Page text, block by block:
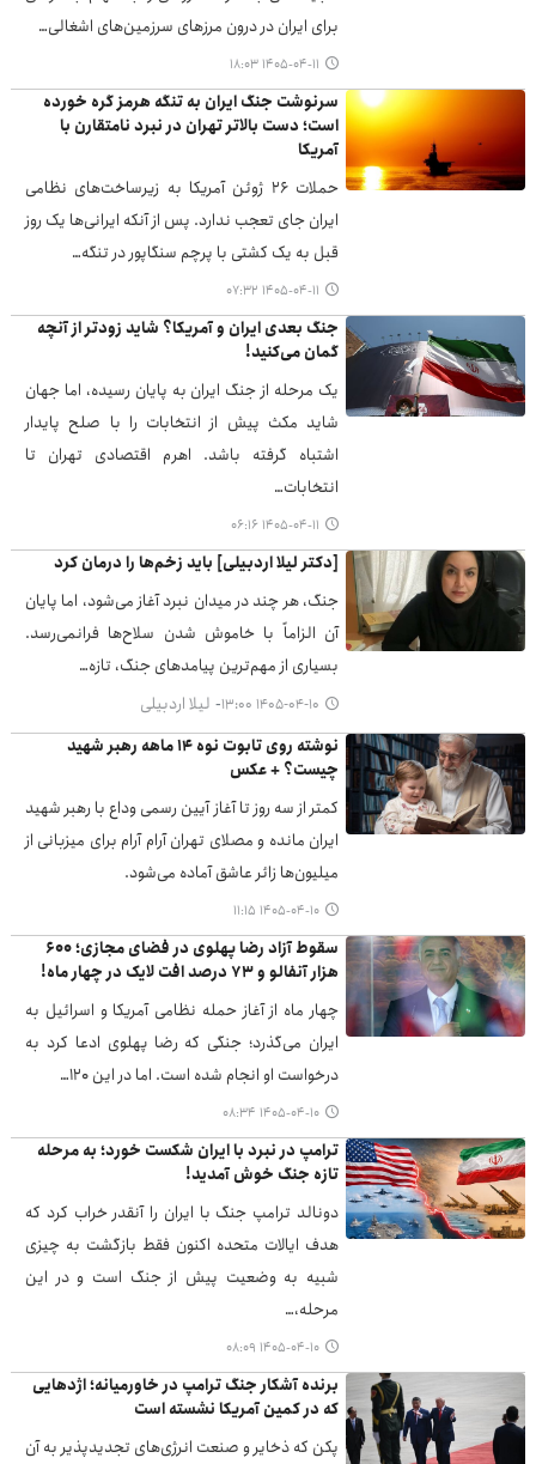
برای ایران در درون مرزهای سرزمین‌های اشغالی…
۱۴۰۵-۰۴-۱۱ ۱۸:۰۳
سرنوشت جنگ ایران به تنگه هرمز گره خورده
است؛ دست بالاتر تهران در نبرد نامتقارن با
آمریکا
حملات ۲۶ ژوئن آمریکا به زیرساخت‌های نظامی
ایران جای تعجب ندارد. پس از آنکه ایرانی‌ها یک روز
قبل به یک کشتی با پرچم سنگاپور در تنگه…
۱۴۰۵-۰۴-۱۱ ۰۷:۳۲
جنگ بعدی ایران و آمریکا؟ شاید زودتر از آنچه
گمان می‌کنید!
یک مرحله از جنگ ایران به پایان رسیده، اما جهان
شاید مکث پیش از انتخابات را با صلح پایدار
اشتباه گرفته باشد. اهرم اقتصادی تهران تا
انتخابات…
۱۴۰۵-۰۴-۱۱ ۰۶:۱۶
[دکتر لیلا اردبیلی] باید زخم‌ها را درمان کرد
جنگ، هر چند در میدان نبرد آغاز می‌شود، اما پایان
آن الزاماً با خاموش شدن سلاح‌ها فرانمی‌رسد.
بسیاری از مهم‌ترین پیامدهای جنگ، تازه…
۱۴۰۵-۰۴-۱۰ ۱۳:۰۰
لیلا اردبیلی
نوشته روی تابوت نوه ۱۴ ماهه رهبر شهید
چیست؟ + عکس
کمتر از سه روز تا آغاز آیین رسمی وداع با رهبر شهید
ایران مانده و مصلای تهران آرام آرام برای میزبانی از
میلیون‌ها زائر عاشق آماده می‌شود.
۱۴۰۵-۰۴-۱۰ ۱۱:۱۵
سقوط آزاد رضا پهلوی در فضای مجازی؛ ۶۰۰
هزار آنفالو و ۷۳ درصد افت لایک‌ در چهار ماه!
چهار ماه از آغاز حمله نظامی آمریکا و اسرائیل به
ایران می‌گذرد؛ جنگی که رضا پهلوی ادعا کرد به
درخواست او انجام شده است. اما در این ۱۲۰…
۱۴۰۵-۰۴-۱۰ ۰۸:۳۴
ترامپ در نبرد با ایران شکست خورد؛ به مرحله
تازه جنگ خوش آمدید!
دونالد ترامپ جنگ با ایران را آنقدر خراب کرد که
هدف ایالات متحده اکنون فقط بازگشت به چیزی
شبیه به وضعیت پیش از جنگ است و در این
مرحله،…
۱۴۰۵-۰۴-۱۰ ۰۸:۰۹
برنده آشکار جنگ ترامپ در خاورمیانه؛ اژدهایی
که در کمین آمریکا نشسته است
پکن که ذخایر و صنعت انرژی‌های تجدیدپذیر به آن